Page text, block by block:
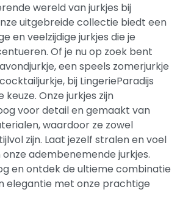
wereld van jurkjes bij
uitgebreide collectie biedt een
en veelzijdige jurkjes die je
Of je nu op zoek bent
een speels zomerjurkje
bij LingerieParadijs
Onze jurkjes zijn
voor detail en gemaakt van
waardoor ze zowel
zijn. Laat jezelf stralen en voel
adembenemende jurkjes.
en ontdek de ultieme combinatie
elegantie met onze prachtige